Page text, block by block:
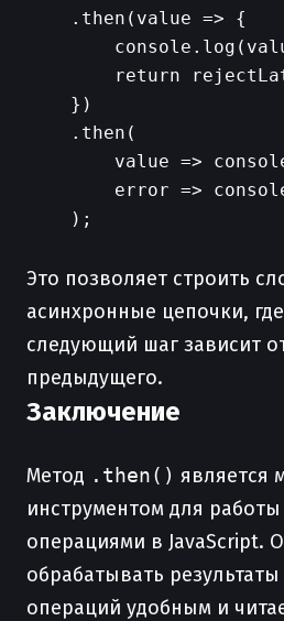
    .then(value => {
return
    })
    .then(
value =>
error =>
    );
Это позволяет строить
асинхронные цепочки,
следующий шаг зависит
предыдущего.
Заключение
Метод .then() является
инструментом для
операциями в JavaScript.
обрабатывать
операций удобным и